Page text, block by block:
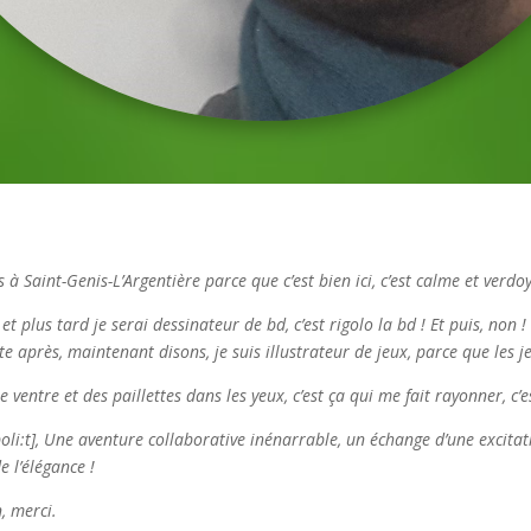
à Saint-Genis-L’Argentière parce que c’est bien ici, c’est calme et
plus tard je serai dessinateur de bd, c’est rigolo la bd ! Et puis, non
après, maintenant disons, je suis illustrateur de jeux, parce que les
ventre et des paillettes dans les yeux, c’est ça qui me fait rayonner,
Une aventure collaborative inénarrable, un échange d’une
l’élégance !
merci.